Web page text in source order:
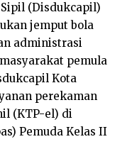
(Disdukcapil)
jemput bola
administrasi
pemula
Kota
perekaman
(KTP-el) di
Pemuda Kelas II